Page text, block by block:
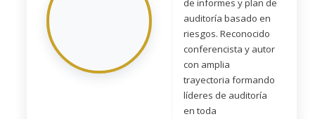
de informes y plan de
auditoría basado en
riesgos. Reconocido
conferencista y autor
con amplia
trayectoria formando
líderes de auditoría
en toda